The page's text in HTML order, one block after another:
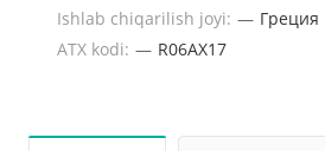
Ishlab chiqarilish joyi: — Греция
ATX kodi: — R06AX17